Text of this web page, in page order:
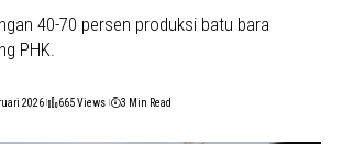
40-70 persen produksi batu bara
PHK.
2026 665 Views 3 Min Read